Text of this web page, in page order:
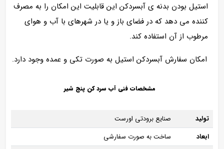
استیل بودن بدنه ی آبسردکن این قابلیت این امکان را به مصرف
کننده می دهد که در فضای باز و یا در شهرهای با آب و هوای
مرطوب از آن استفاده کند.
امکان سفارش آبسردکن استیل به صورت تکی و عمده وجود دارد.
مشخصات فنی آب سرد کن پنج شیر
تولید
صنایع برودتی اورست
ابعاد
ساخت به صورت سفارشی